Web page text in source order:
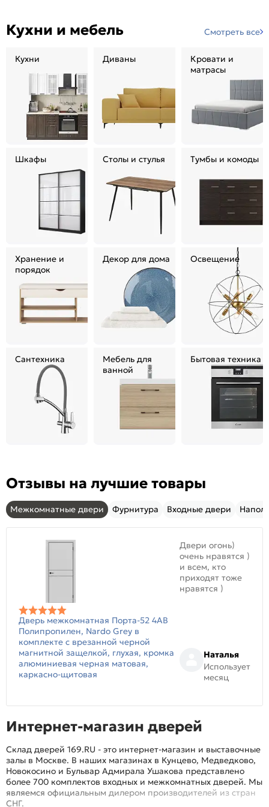
Кухни и мебель Смотреть все
Кухни Диваны
Кровати и
матрасы
Шкафы Столы и стулья Тумбы и комоды
Хранение и
порядок
Декор для дома Освещение
Сантехника
Мебель для
ванной
Бытовая техника
Отзывы на лучшие товары
Межкомнатные двери Фурнитура Входные двери
Дверь межкомнатная Порта-52 4AB
Полипропилен, Nardo Grey в
комплекте с врезанной черной
магнитной защелкой, глухая, кромка
алюминиевая черная матовая,
каркасно-щитовая
Двери огонь)
очень нравятся )
и всем, кто
приходят тоже
нравятся )
Наталья
Использует
месяц
Интернет-магазин дверей
Склад дверей 169.RU - это интернет-магазин и выставочные
залы в Москве. В наших магазинах в Кунцево, Медведково,
Новокосино и Бульвар Адмирала Ушакова представлено
более 700 комплектов входных и межкомнатных дверей. Мы
являемся официальным дилером производителей из стран
СНГ.